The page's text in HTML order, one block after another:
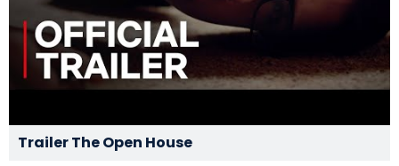
Trailer The Open House